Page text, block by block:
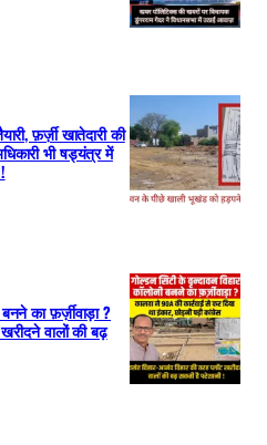
फ़र्ज़ी खातेदारी की
भी षड्यंत्र में
का फ़र्ज़ीवाड़ा ?
वालों की बढ़